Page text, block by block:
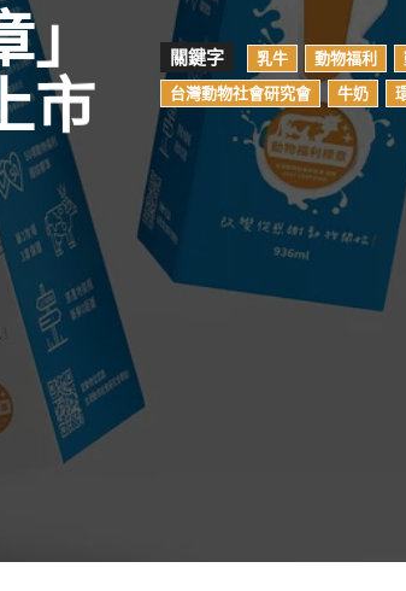
市
關鍵字 乳牛 動物福利
台灣動物社會研究會
牛奶